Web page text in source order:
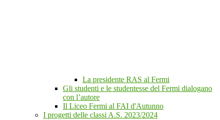
La presidente RAS al Fermi
Gli studenti e le studentesse del Fermi dialogano
con l’autore
Il Liceo Fermi al FAI d'Autunno
I progetti delle classi A.S. 2023/2024